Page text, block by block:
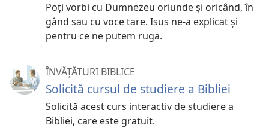
Poți vorbi cu Dumnezeu oriunde și oricând, în
gând sau cu voce tare. Isus ne-a explicat și
pentru ce ne putem ruga.
ÎNVĂȚĂTURI BIBLICE
Solicită cursul de studiere a Bibliei
Solicită acest curs interactiv de studiere a
Bibliei, care este gratuit.